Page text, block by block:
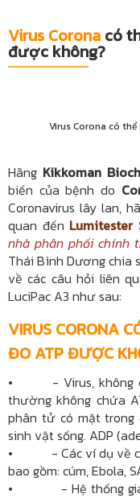
Virus Corona có
được không?
Virus Corona có
Hãng Kikkoman
biến của bệnh do
Coronavirus lây lan,
quan đến Lumitester
nhà phân phối chính
Thái Bình Dương chia
về các câu hỏi liên
LuciPac A3 như sau:
VIRUS CORONA
ĐO ATP ĐƯỢC
• - Virus, không
thường không chứa
phân tử có mặt trong
sinh vật sống. ADP
• - Các ví dụ về
bao gồm: cúm, Ebola,
• - Hệ thống giám